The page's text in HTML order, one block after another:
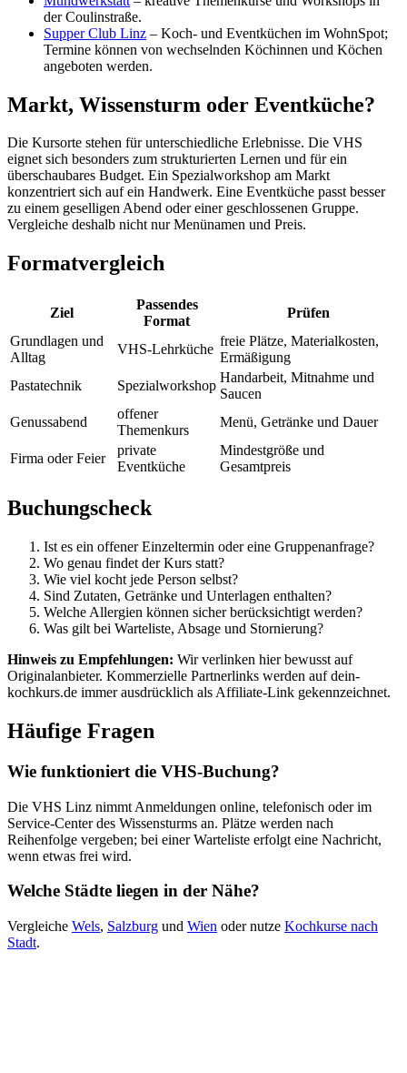
der Coulinstraße.
Supper Club Linz – Koch- und Eventküchen im WohnSpot;
Termine können von wechselnden Köchinnen und Köchen
angeboten werden.
Markt, Wissensturm oder Eventküche?
Die Kursorte stehen für unterschiedliche Erlebnisse. Die VHS
eignet sich besonders zum strukturierten Lernen und für ein
überschaubares Budget. Ein Spezialworkshop am Markt
konzentriert sich auf ein Handwerk. Eine Eventküche passt besser
zu einem geselligen Abend oder einer geschlossenen Gruppe.
Vergleiche deshalb nicht nur Menünamen und Preis.
Formatvergleich
Ziel
Passendes
Format
Prüfen
Grundlagen und
Alltag
VHS-Lehrküche
freie Plätze, Materialkosten,
Ermäßigung
Pastatechnik
Spezialworkshop
Handarbeit, Mitnahme und
Saucen
Genussabend
offener
Themenkurs
Menü, Getränke und Dauer
Firma oder Feier
private
Eventküche
Mindestgröße und
Gesamtpreis
Buchungscheck
Ist es ein offener Einzeltermin oder eine Gruppenanfrage?
Wo genau findet der Kurs statt?
Wie viel kocht jede Person selbst?
Sind Zutaten, Getränke und Unterlagen enthalten?
Welche Allergien können sicher berücksichtigt werden?
Was gilt bei Warteliste, Absage und Stornierung?
Hinweis zu Empfehlungen: Wir verlinken hier bewusst auf
Originalanbieter. Kommerzielle Partnerlinks werden auf dein-
kochkurs.de immer ausdrücklich als Affiliate-Link gekennzeichnet.
Häufige Fragen
Wie funktioniert die VHS-Buchung?
Die VHS Linz nimmt Anmeldungen online, telefonisch oder im
Service-Center des Wissensturms an. Plätze werden nach
Reihenfolge vergeben; bei einer Warteliste erfolgt eine Nachricht,
wenn etwas frei wird.
Welche Städte liegen in der Nähe?
Vergleiche Wels, Salzburg und Wien oder nutze Kochkurse nach
Stadt.